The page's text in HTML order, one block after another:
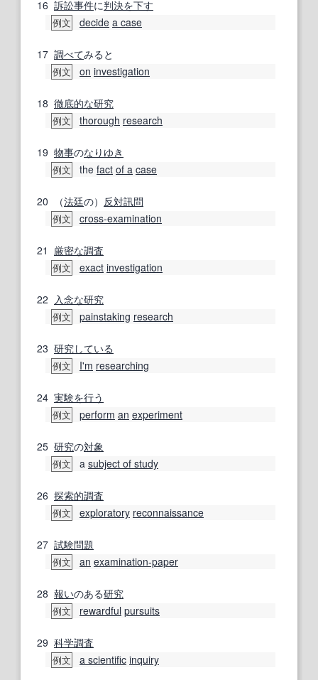
16 訴訟事件に判決を下す
例文 decide a case
17 調べてみると
例文 on investigation
18 徹底的な研究
例文 thorough research
19 物事のなりゆき
例文 the fact of a case
20 （法廷の） 反対訊問
例文 cross-examination
21 厳密な調査
例文 exact investigation
22 入念な研究
例文 painstaking research
23 研究している
例文 I'm researching
24 実験を行う
例文 perform an experiment
25 研究の対象
例文 a subject of study
26 探索的調査
例文 exploratory reconnaissance
27 試験問題
例文 an examination-paper
28 報いのある研究
例文 rewardful pursuits
29 科学調査
例文 a scientific inquiry